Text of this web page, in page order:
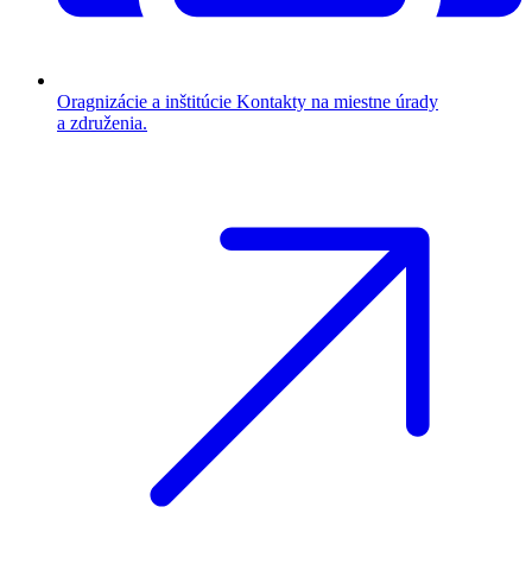
Oragnizácie a inštitúcie Kontakty na miestne úrady
a združenia.